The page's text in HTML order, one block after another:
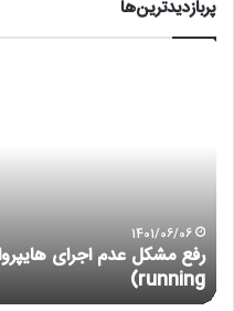
پربازدیدترین‌ها
1403/05/01
آموزش نصب لینوکس با VMware